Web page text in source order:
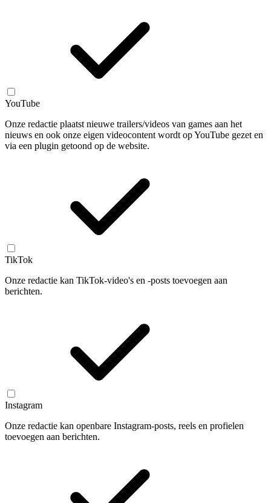
YouTube
Onze redactie plaatst nieuwe trailers/videos van games aan het
nieuws en ook onze eigen videocontent wordt op YouTube gezet en
via een plugin getoond op de website.
TikTok
Onze redactie kan TikTok-video's en -posts toevoegen aan
berichten.
Instagram
Onze redactie kan openbare Instagram-posts, reels en profielen
toevoegen aan berichten.